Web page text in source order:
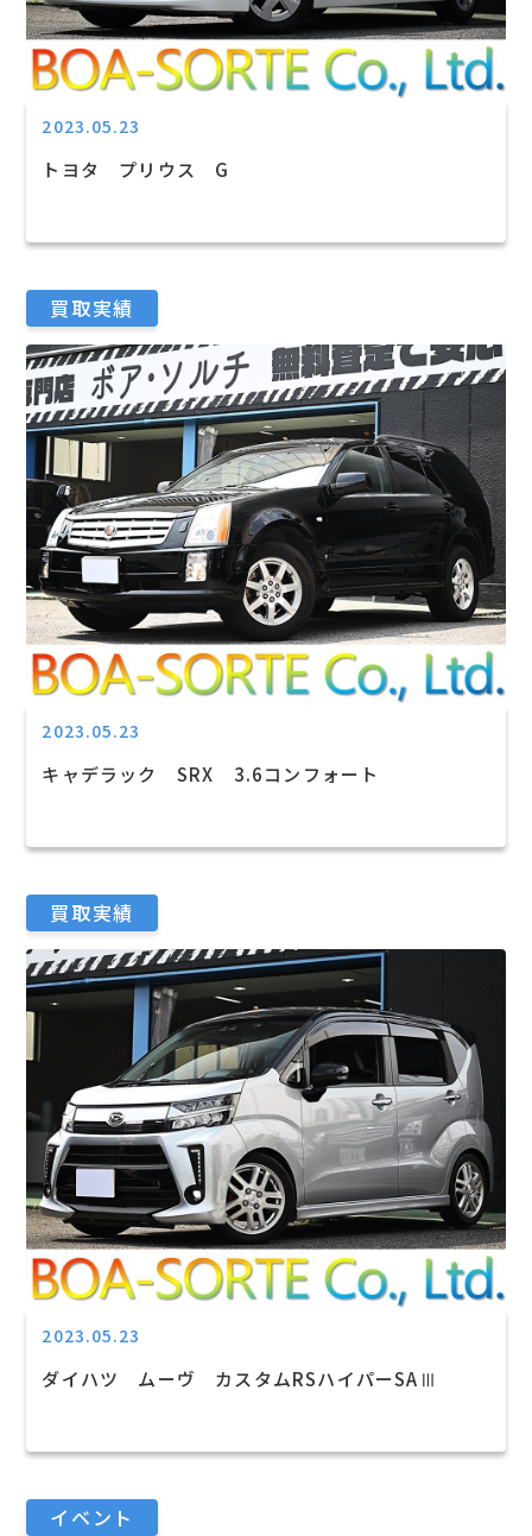
2023.05.23
トヨタ プリウス G
買取実績
2023.05.23
キャデラック SRX 3.6コンフォート
買取実績
2023.05.23
ダイハツ ムーヴ カスタムRSハイパーSAⅢ
イベント